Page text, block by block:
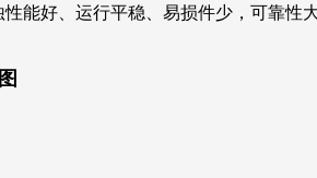
性能好、运行平稳、易损件少，可